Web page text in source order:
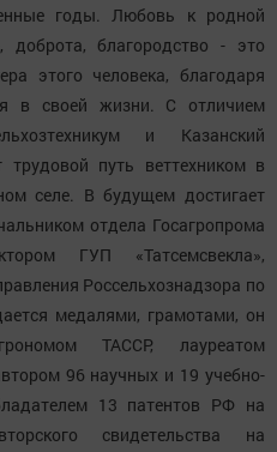
годы. Любовь к родной
доброта, благородство - это
этого человека, благодаря
в своей жизни. С отличием
и Казанский
трудовой путь веттехником в
селе. В будущем достигает
отдела Госагропрома
ГУП «Татсемсвекла»,
Россельхознадзора по
медалями, грамотами, он
ТАССР, лауреатом
96 научных и 19 учебно-
13 патентов РФ на
свидетельства на